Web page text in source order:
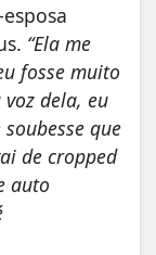
“Ela me
fosse muito
dela, eu
que
de cropped
auto